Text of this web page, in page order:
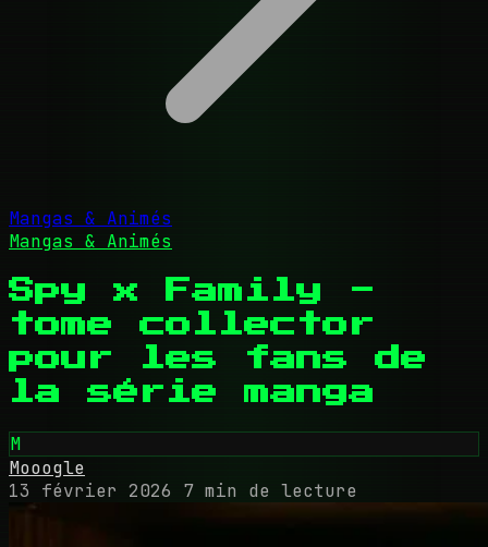
Mangas & Animés
Mangas & Animés
Spy x Family -
tome collector
pour les fans de
la série manga
M
Mooogle
13 février 2026
7 min de lecture